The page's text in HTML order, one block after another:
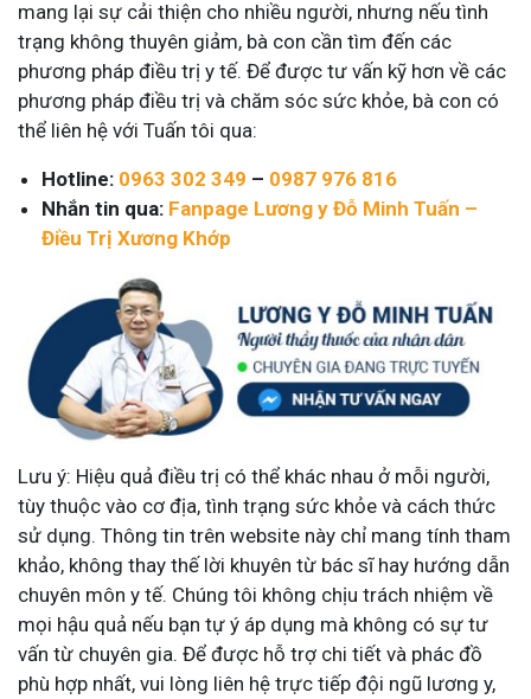
mang lại sự cải thiện cho nhiều người, nhưng nếu tình
trạng không thuyên giảm, bà con cần tìm đến các
phương pháp điều trị y tế. Để được tư vấn kỹ hơn về các
phương pháp điều trị và chăm sóc sức khỏe, bà con có
thể liên hệ với Tuấn tôi qua:
Hotline: 0963 302 349 – 0987 976 816
Nhắn tin qua: Fanpage Lương y Đỗ Minh Tuấn –
Điều Trị Xương Khớp
Lưu ý: Hiệu quả điều trị có thể khác nhau ở mỗi người,
tùy thuộc vào cơ địa, tình trạng sức khỏe và cách thức
sử dụng. Thông tin trên website này chỉ mang tính tham
khảo, không thay thế lời khuyên từ bác sĩ hay hướng dẫn
chuyên môn y tế. Chúng tôi không chịu trách nhiệm về
mọi hậu quả nếu bạn tự ý áp dụng mà không có sự tư
vấn từ chuyên gia. Để được hỗ trợ chi tiết và phác đồ
phù hợp nhất, vui lòng liên hệ trực tiếp đội ngũ lương y,